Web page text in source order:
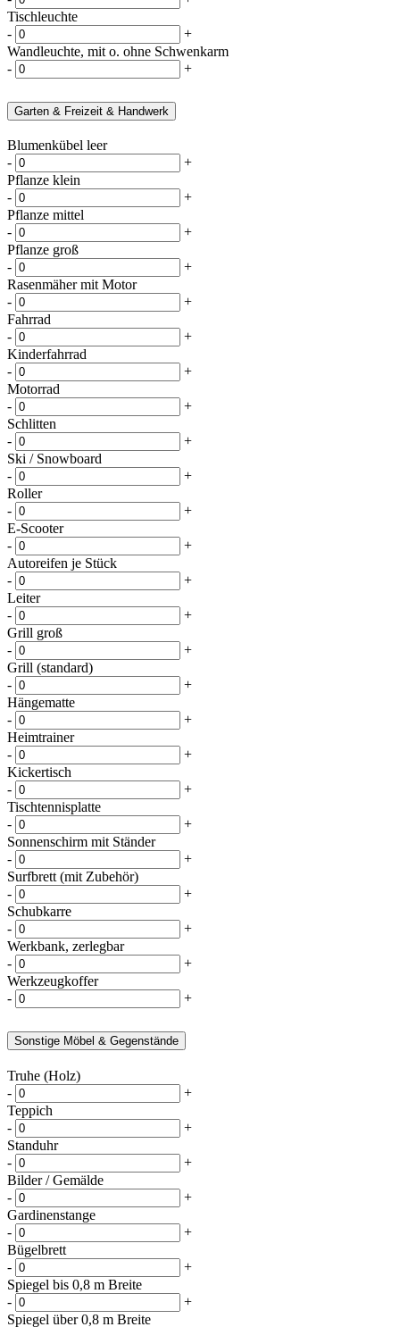
Tischleuchte
-
+
Wandleuchte, mit o. ohne Schwenkarm
-
+
Garten & Freizeit & Handwerk
Blumenkübel leer
-
+
Pflanze klein
-
+
Pflanze mittel
-
+
Pflanze groß
-
+
Rasenmäher mit Motor
-
+
Fahrrad
-
+
Kinderfahrrad
-
+
Motorrad
-
+
Schlitten
-
+
Ski / Snowboard
-
+
Roller
-
+
E-Scooter
-
+
Autoreifen je Stück
-
+
Leiter
-
+
Grill groß
-
+
Grill (standard)
-
+
Hängematte
-
+
Heimtrainer
-
+
Kickertisch
-
+
Tischtennisplatte
-
+
Sonnenschirm mit Ständer
-
+
Surfbrett (mit Zubehör)
-
+
Schubkarre
-
+
Werkbank, zerlegbar
-
+
Werkzeugkoffer
-
+
Sonstige Möbel & Gegenstände
Truhe (Holz)
-
+
Teppich
-
+
Standuhr
-
+
Bilder / Gemälde
-
+
Gardinenstange
-
+
Bügelbrett
-
+
Spiegel bis 0,8 m Breite
-
+
Spiegel über 0,8 m Breite